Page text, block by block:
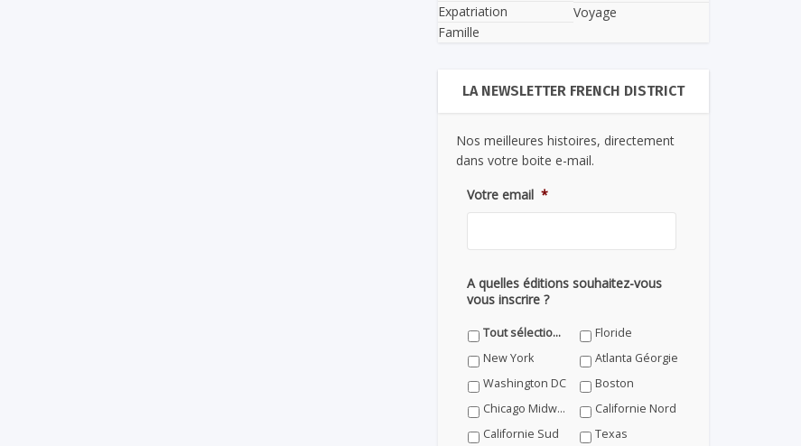
Expatriation
Famille
Voyage
LA NEWSLETTER FRENCH DISTRICT
Nos meilleures histoires, directement
dans votre boite e-mail.
Votre email *
A quelles éditions souhaitez-vous
vous inscrire ?
Tout sélectionner
Floride
New York
Atlanta Géorgie
Washington DC
Boston
Chicago Midwest
Californie Nord
Californie Sud
Texas